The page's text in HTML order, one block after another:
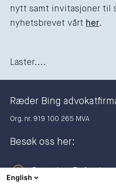
nytt samt invitasjoner til
nyhetsbrevet vårt her.
Laster....
Ræder Bing
Org. nr. 919 100 265 MVA
Besøk oss her:
English